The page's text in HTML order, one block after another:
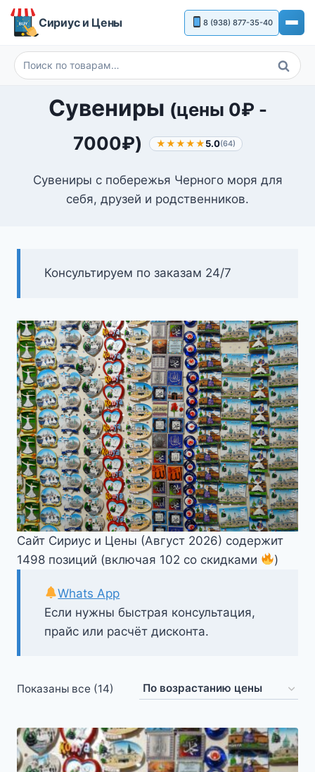
Перейти
Сириус и Цены 8 (938) 877-35-40
Искать:
Поиск
Сувениры (цены 0₽ -
7000₽) ★★★★★5.0(64)
Сувениры с побережья Черного моря для
себя, друзей и родственников.
Консультируем по заказам 24/7
Сайт Сириус и Цены (Август 2026) содержит
1498 позиций (включая 102 со скидками
)
Если нужны быстрая консультация,
прайс или расчёт дисконта.
Whats App
Показаны все (14) Цены:
возрастанию